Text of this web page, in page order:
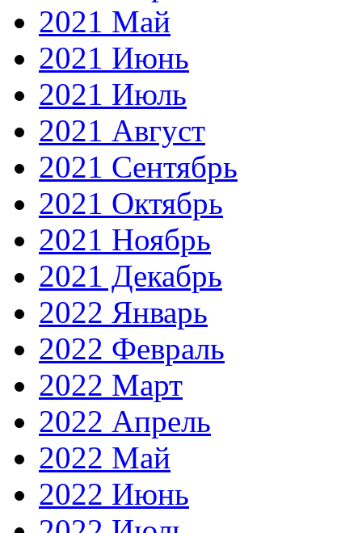
2021 Май
2021 Июнь
2021 Июль
2021 Август
2021 Сентябрь
2021 Октябрь
2021 Ноябрь
2021 Декабрь
2022 Январь
2022 Февраль
2022 Март
2022 Апрель
2022 Май
2022 Июнь